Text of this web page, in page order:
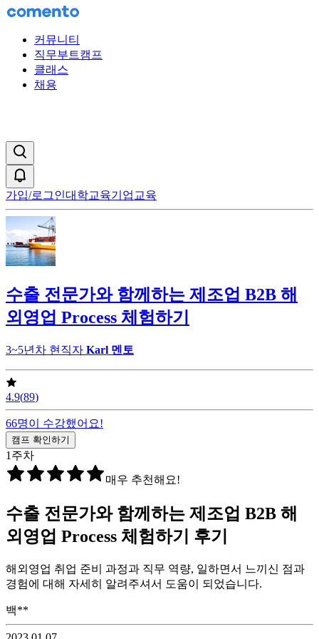
커뮤니티
직무부트캠프
클래스
채용
가입/로그인대학교육기업교육
수출 전문가와 함께하는 제조업 B2B 해
외영업 Process 체험하기
3~5년차 현직자 Karl 멘토
4.9(89)
66명이 수강했어요!
캠프 확인하기
1 주차
매우 추천해요!
수출 전문가와 함께하는 제조업 B2B 해
외영업 Process 체험하기
후기
해외영업 취업 준비 과정과 직무 역량, 일하면서 느끼신 점과
경험에 대해 자세히 알려주셔서 도움이 되었습니다.
백**